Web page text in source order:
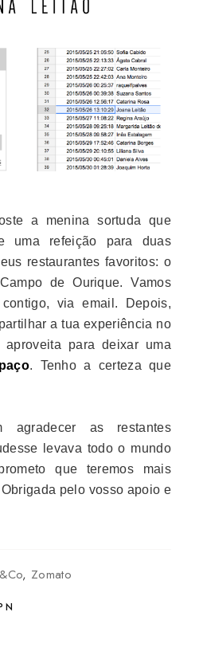
a menina sortuda que
uma refeição para duas
restaurantes favoritos: o
de Ourique. Vamos
via email. Depois,
a tua experiência no
para deixar uma
. Tenho a certeza que
agradecer as restantes
levava todo o mundo
que teremos mais
pelo vosso apoio e
, Zomato